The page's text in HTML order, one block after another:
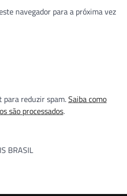
navegador para a próxima vez
reduzir spam.Saiba como
são processados.
BRASIL